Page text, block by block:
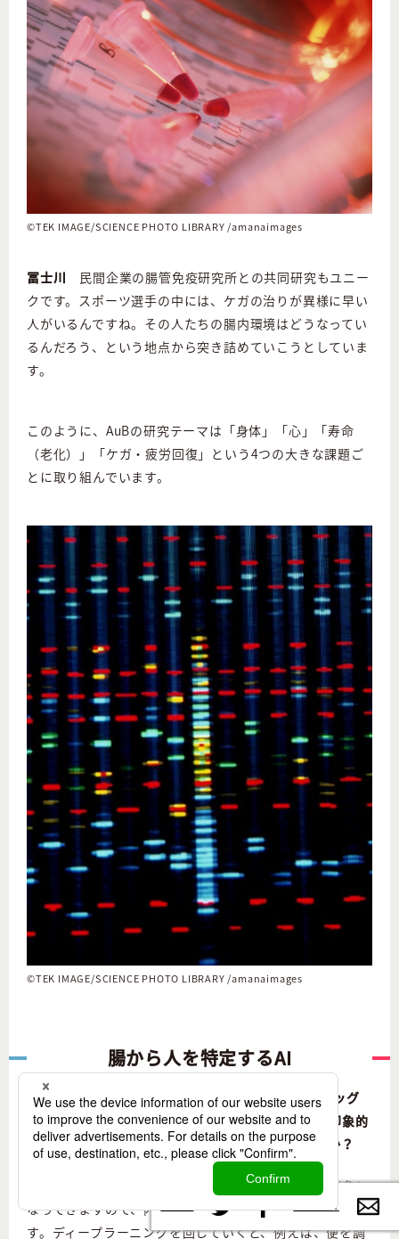
©︎TEK IMAGE/SCIENCE PHOTO LIBRARY /amanaimages
冨士川 民間企業の腸管免疫研究所との共同研究もユニー
クです。スポーツ選手の中には、ケガの治りが異様に早い
人がいるんですね。その人たちの腸内環境はどうなってい
るんだろう、という地点から突き詰めていこうとしていま
す。
このように、AuBの研究テーマは「身体」「心」「寿命
（老化）」「ケガ・疲労回復」という4つの大きな課題ご
とに取り組んでいます。
©︎TEK IMAGE/SCIENCE PHOTO LIBRARY /amanaimages
腸から人を特定するAI
現在の腸内環境の研究は、ある仮説の下、ビッグ
データの解析に近いことをしながら進んでいるのが印象的
です。社内にデータサイエンティストもいるのですか？
やはり集めたデータをいかに分析するかが勝負に
なってきますので、内部にデータを分析する専門職がいま
す。ディープラーニングを回していくと、例えば、便を調
Facebook